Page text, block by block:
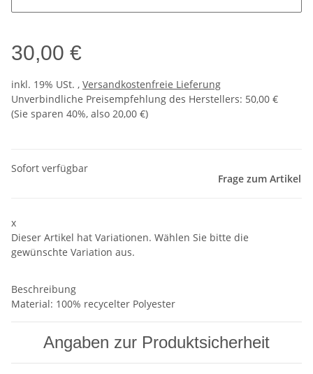
30,00 €
inkl. 19% USt. , Versandkostenfreie Lieferung
Unverbindliche Preisempfehlung des Herstellers: 50,00 €
(Sie sparen 40%, also 20,00 €)
Sofort verfügbar
Frage zum Artikel
x
Dieser Artikel hat Variationen. Wählen Sie bitte die
gewünschte Variation aus.
Beschreibung
Material: 100% recycelter Polyester
Angaben zur Produktsicherheit